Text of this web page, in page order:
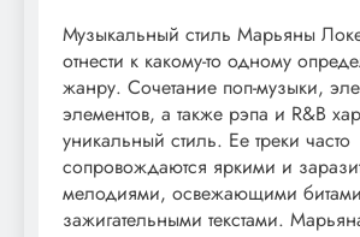
Музыкальный стиль Марьяны
отнести к какому-то одному
жанру. Сочетание поп-музыки,
элементов, а также рэпа и R&B
уникальный стиль. Ее треки часто
сопровождаются яркими и
мелодиями, освежающими
зажигательными текстами.